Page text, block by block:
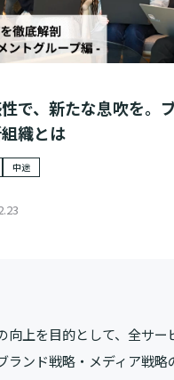
で、新たな息吹を。
織とは
中途
上を目的として、全サー
ランド戦略・メディア戦略